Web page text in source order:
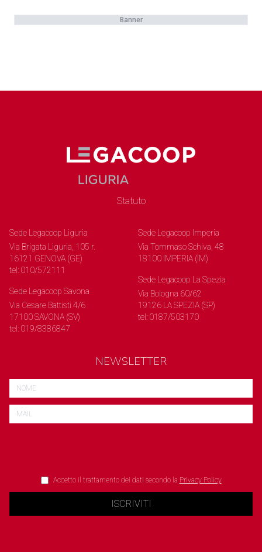
Banner
Statuto
Sede Legacoop Liguria
Via Brigata Liguria, 105 r.
16121 GENOVA (GE)
tel: 010/572111
Sede Legacoop Savona
Via Cesare Battisti 4/6
17100 SAVONA (SV)
tel: 019/8386847
Sede Legacoop Imperia
Via Tommaso Schiva, 48
18100 IMPERIA (IM)
Sede Legacoop La Spezia
Via Bologna 60/62
19126 LA SPEZIA (SP)
tel: 0187/503170
NEWSLETTER
Accetto il trattamento dei dati secondo la Privacy Policy
ISCRIVITI